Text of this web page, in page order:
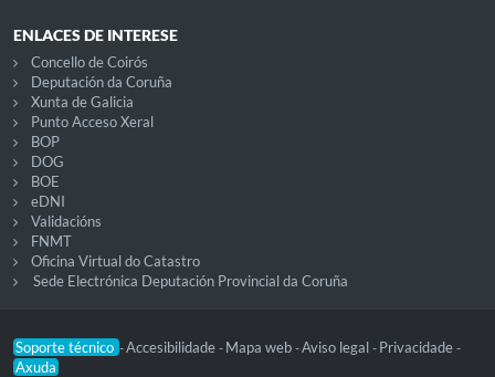
ENLACES DE INTERESE
Concello de Coirós
Deputación da Coruña
Xunta de Galicia
Punto Acceso Xeral
BOP
DOG
BOE
eDNI
Validacións
FNMT
Oficina Virtual do Catastro
Sede Electrónica Deputación Provincial da Coruña
Soporte técnico -Accesibilidade - Mapa web -Aviso legal - Privacidade -
Axuda